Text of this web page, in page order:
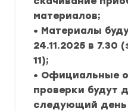
материалов;
• Материалы
24.11.2025 в 7.30
11);
• Официальные
проверки будут
следующий день